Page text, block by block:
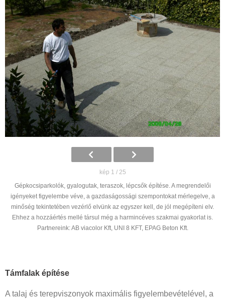
kép 1 / 25
Gépkocsiparkolók, gyalogutak, teraszok, lépcsők építése. A megrendelői
igényeket figyelembe véve, a gazdaságossági szempontokat mérlegelve, a
minőség tekintetében vezérlő elvünk az egyszer kell, de jól megépíteni elv.
Ehhez a hozzáértés mellé társul még a harmincéves szakmai gyakorlat is.
Partnereink: AB viacolor Kft, UNI 8 KFT, EPAG Beton Kft.
Támfal ak építése
A talaj és terepviszonyok maximális figyelembevételével, a